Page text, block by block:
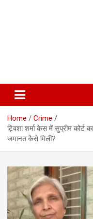
Home
Crime
ट्विशा शर्मा केस में सुप्रीम कोर्ट
जमानत कैसे मिली?